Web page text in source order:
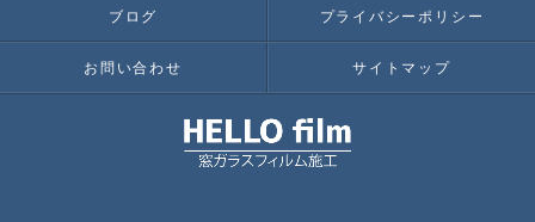
ブログ プライバシーポリシー
お問い合わせ サイトマップ